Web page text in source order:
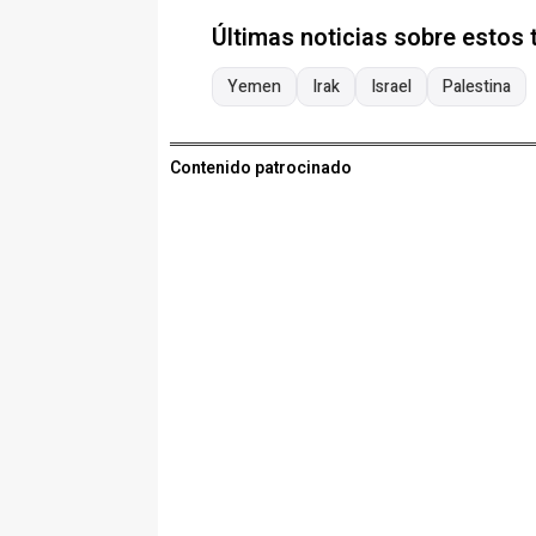
Últimas noticias sobre estos
Yemen Irak Israel Palestina
Contenido patrocinado